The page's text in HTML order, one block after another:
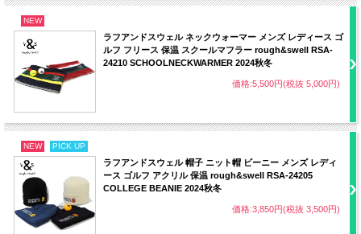
NEW
ラフアンドスウェル ネックウォーマー メンズ レディース ゴ
ルフ フリース 保温 スクールマフラー rough&swell RSA-
24210 SCHOOLNECKWARMER 2024秋冬
価格:5,500円(税抜 5,000円)
NEW PICK UP
ラフアンドスウェル 帽子 ニット帽 ビーニー メンズ レディ
ース ゴルフ アクリル 保温 rough&swell RSA-24205
COLLEGE BEANIE 2024秋冬
価格:3,850円(税抜 3,500円)